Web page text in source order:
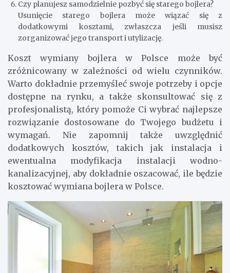
Czy planujesz samodzielnie pozbyć się starego bojlera?
Usunięcie starego bojlera może wiązać się z
dodatkowymi kosztami, zwłaszcza jeśli musisz
zorganizować jego transport i utylizację.
Koszt wymiany bojlera w Polsce może być
zróżnicowany w zależności od wielu czynników.
Warto dokładnie przemyśleć swoje potrzeby i opcje
dostępne na rynku, a także skonsultować się z
profesjonalistą, który pomoże Ci wybrać najlepsze
rozwiązanie dostosowane do Twojego budżetu i
wymagań. Nie zapomnij także uwzględnić
dodatkowych kosztów, takich jak instalacja i
ewentualna modyfikacja instalacji wodno-
kanalizacyjnej, aby dokładnie oszacować, ile będzie
kosztować wymiana bojlera w Polsce.